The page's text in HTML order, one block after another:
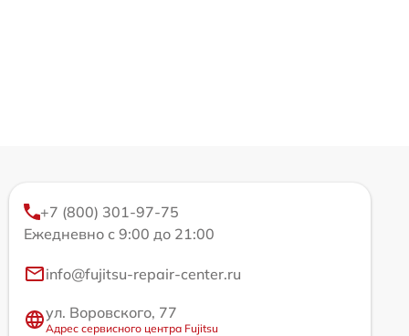
+7 (800) 301-97-75
Ежедневно с 9:00 до 21:00
info@fujitsu-repair-center.ru
ул. Воровского, 77
Адрес сервисного центра Fujitsu